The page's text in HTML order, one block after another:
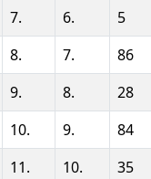
7. 6. 5
8. 7. 86
9. 8. 28
10. 9. 84
11. 10. 35